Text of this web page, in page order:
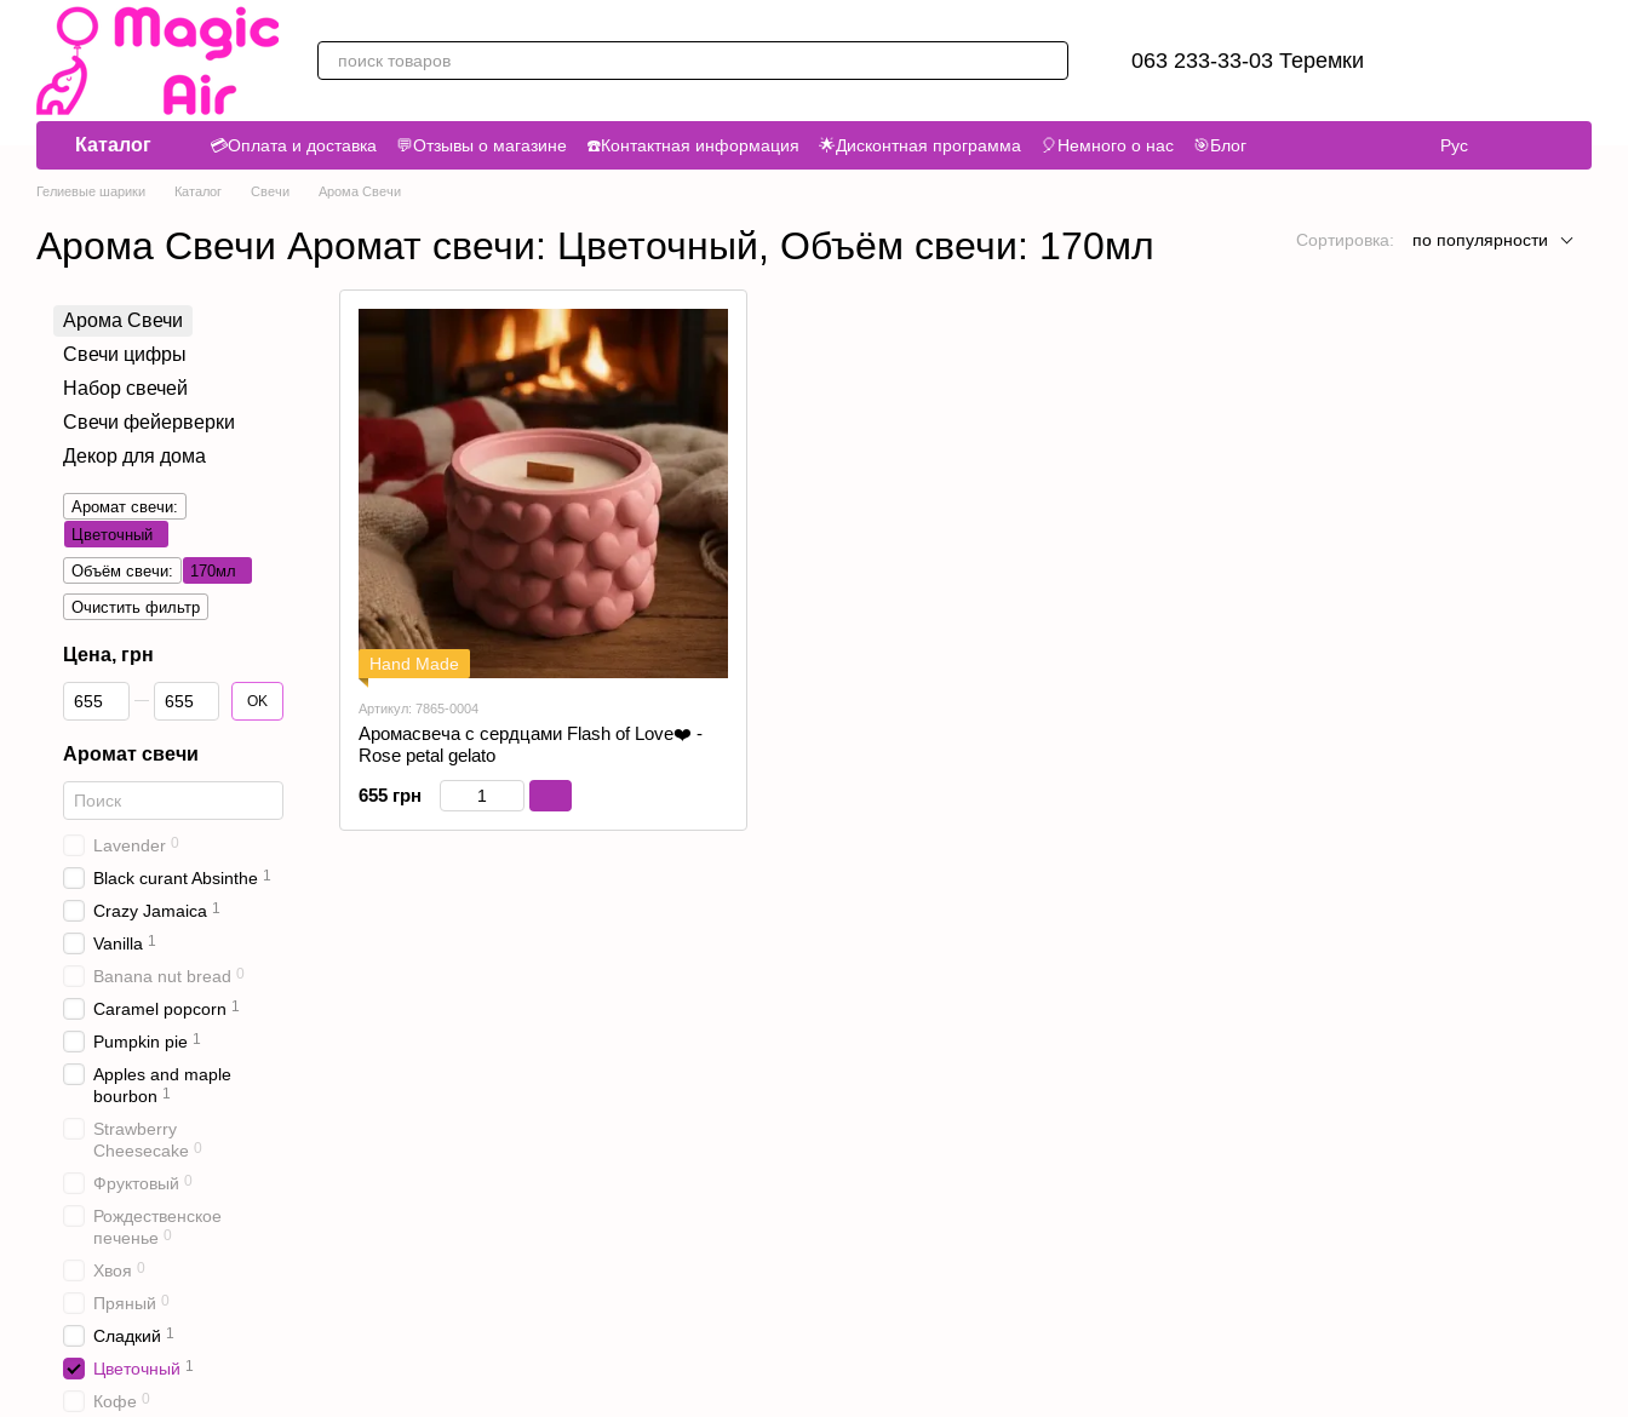
Перейти к основному контенту
063 233-33-03 Теремки
Каталог 💳Оплата и доставка 💬Отзывы о магазине ☎️Контактная информация 🌟Дисконтная программа 🎈Немного о нас 🎯Блог Рус
Гелиевые шарики Каталог Свечи Арома Свечи
Арома Свечи Аромат свечи: Цветочный, Объём свечи: 170мл Сортировка: по популярности
Hand Made
Артикул: 7865-0004
Аромасвеча с сердцами Flash of Love❤️ -
Rose petal gelato
655 грн
Арома Свечи
Свечи цифры
Набор свечей
Свечи фейерверки
Декор для дома
Аромат свечи:
Цветочный
Объём свечи:
170мл
Очистить фильтр
Цена, грн
От Цена, грн
До Цена, грн OK
Аромат свечи
Lavender 0
Black curant Absinthe 1
Crazy Jamaica 1
Vanilla 1
Banana nut bread 0
Caramel popcorn 1
Pumpkin pie 1
Apples and maple
bourbon 1
Strawberry
Cheesecake 0
Фруктовый 0
Рождественское
печенье 0
Хвоя 0
Пряный 0
Сладкий 1
Цветочный 1
Кофе 0